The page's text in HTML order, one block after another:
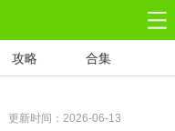
攻略 合集
更新时间：2026-06-13